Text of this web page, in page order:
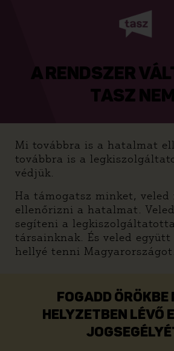
A RENDSZER
TASZ
Mi továbbra is a hatalmat
továbbra is a
védjük.
Ha támogatsz minket, veled
ellenőrizni a hatalmat.
segíteni a
társainknak. És veled
hellyé tenni Magyarországot.
FOGADD ÖRÖKBE
HELYZETBEN LÉVŐ